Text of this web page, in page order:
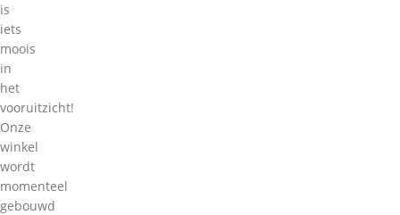
is
iets
moois
in
het
vooruitzicht!
Onze
winkel
wordt
momenteel
gebouwd